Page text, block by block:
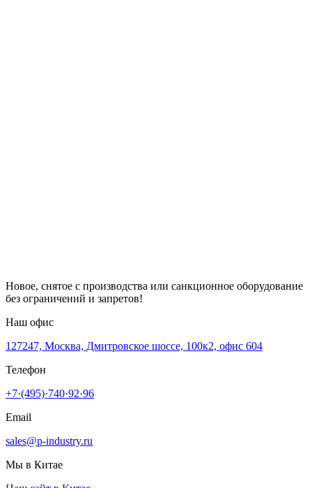
Новое, снятое с производства или санкционное оборудование
без ограничений и запретов!
Наш офис
127247, Москва, Дмитровское шоссе, 100к2, офис 604
Телефон
+7·(495)·740·92·96
Email
sales@p-industry.ru
Мы в Китае